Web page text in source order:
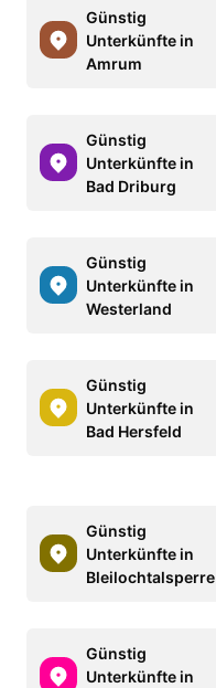
Günstig
Unterkünfte in
Amrum
Günstig
Unterkünfte in
Bad Driburg
Günstig
Unterkünfte in
Westerland
Günstig
Unterkünfte in
Bad Hersfeld
Günstig
Unterkünfte in
Bleilochtalsperre
Günstig
Unterkünfte in